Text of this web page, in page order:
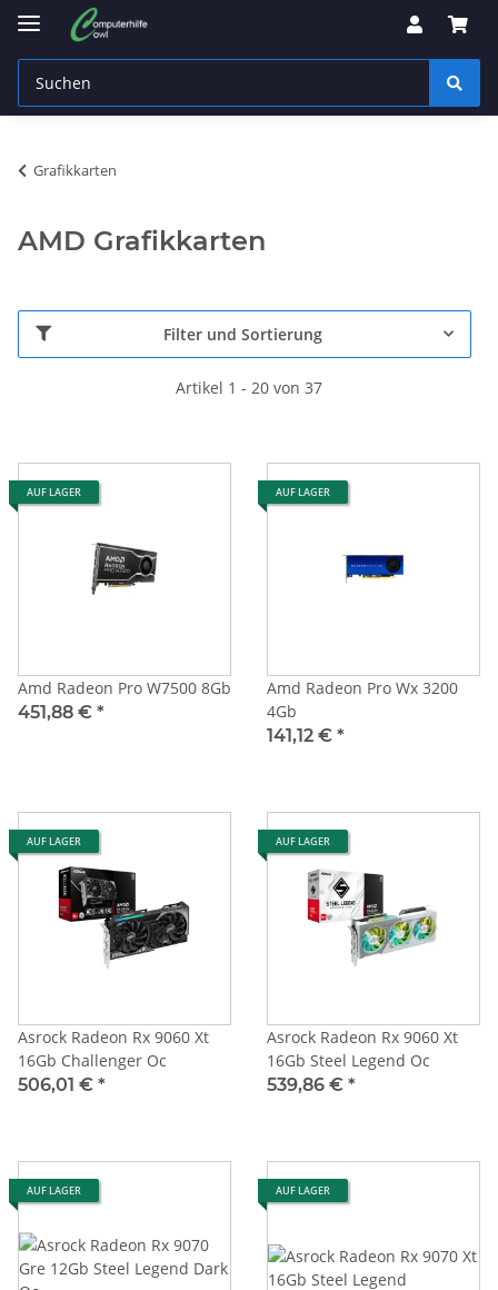
Grafikkarten
AMD Grafikkarten
Filter und Sortierung
Artikel 1 - 20 von 37
AUF LAGER
Amd Radeon Pro W7500 8Gb
451,88 € *
AUF LAGER
Amd Radeon Pro Wx 3200
4Gb
141,12 € *
AUF LAGER
Asrock Radeon Rx 9060 Xt
16Gb Challenger Oc
506,01 € *
AUF LAGER
Asrock Radeon Rx 9060 Xt
16Gb Steel Legend Oc
539,86 € *
AUF LAGER AUF LAGER